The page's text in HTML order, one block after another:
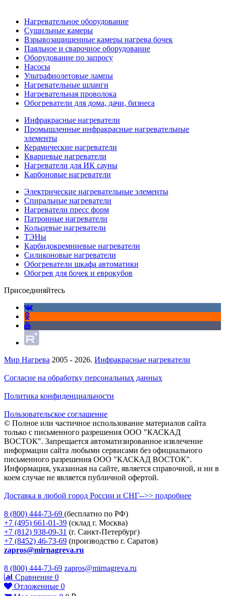
Нагревательное оборудование
Сушильные камеры
Взрывозащищенные камеры нагрева бочек
Паяльное и сварочное оборудование
Оборудование по запросу
Насосы
Ультрафиолетовые лампы
Нагревательные шланги
Нагревательная проволока
Обогреватели для дома, дачи, бизнеса
Инфракрасные нагреватели
Промышленные инфракрасные нагревательные
элементы
Керамические нагреватели
Кварцевые нагреватели
Нагреватели для ИК сауны
Карбоновые нагреватели
Электрические нагревательные элементы
Спиральные нагреватели
Нагреватели пресс форм
Патронные нагреватели
Кольцевые нагреватели
ТЭНы
Карбидокремниевые нагреватели
Силиконовые нагреватели
Обогреватели шкафа автоматики
Обогрев для бочек и еврокубов
Присоединяйтесь
Мир Нагрева 2005 - 2026. Инфракрасные нагреватели
Согласие на обработку персональных данных
Политика конфиденциальности
Пользовательское соглашение
© Полное или частичное использование материалов сайта
только с письменного разрешения ООО "КАСКАД
ВОСТОК". Запрещается автоматизированное извлечение
информации сайта любыми сервисами без официального
письменного разрешения ООО "КАСКАД ВОСТОК".
Информация, указанная на сайте, является справочной, и ни в
коем случае не является публичной офертой.
Доставка в любой город России и СНГ-->> подробнее
8 (800) 444-73-69 (бесплатно по РФ)
+7 (495) 661-01-39 (склад г. Москва)
+7 (812) 938-09-31 (г. Санкт-Петербург)
+7 (8452) 46-73-69 (производство г. Саратов)
zapros@mirnagreva.ru
8 (800) 444-73-69 zapros@mirnagreva.ru
Сравнение 0
Отложенные 0